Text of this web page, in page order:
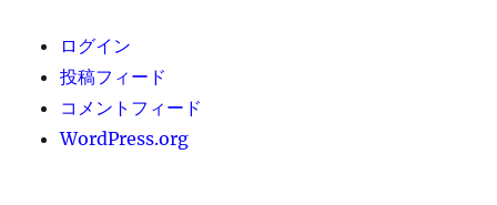
ログイン
投稿フィード
コメントフィード
WordPress.org